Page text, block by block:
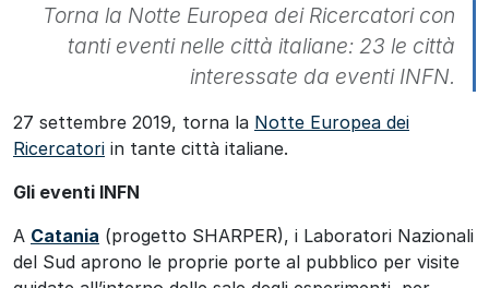
Torna la Notte Europea dei Ricercatori con
tanti eventi nelle città italiane: 23 le città
interessate da eventi INFN.
27 settembre 2019, torna la Notte Europea dei
Ricercatori in tante città italiane.
Gli eventi INFN
A Catania (progetto SHARPER), i Laboratori Nazionali
del Sud aprono le proprie porte al pubblico per visite